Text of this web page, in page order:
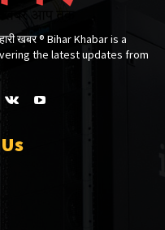
खबर ®​ Bihar Khabar is a
the latest updates from